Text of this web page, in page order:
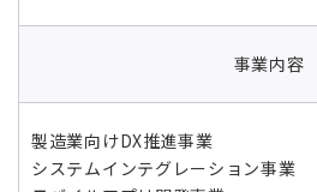
事業内容
製造業向けDX推進事業
システムインテグレーション事業